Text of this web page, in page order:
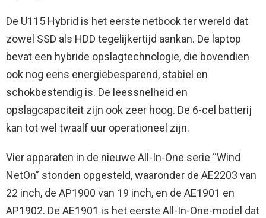
De U115 Hybrid is het eerste netbook ter wereld dat
zowel SSD als HDD tegelijkertijd aankan. De laptop
bevat een hybride opslagtechnologie, die bovendien
ook nog eens energiebesparend, stabiel en
schokbestendig is. De leessnelheid en
opslagcapaciteit zijn ook zeer hoog. De 6-cel batterij
kan tot wel twaalf uur operationeel zijn.
Vier apparaten in de nieuwe All-In-One serie “Wind
NetOn” stonden opgesteld, waaronder de AE2203 van
22 inch, de AP1900 van 19 inch, en de AE1901 en
AP1902. De AE1901 is het eerste All-In-One-model dat